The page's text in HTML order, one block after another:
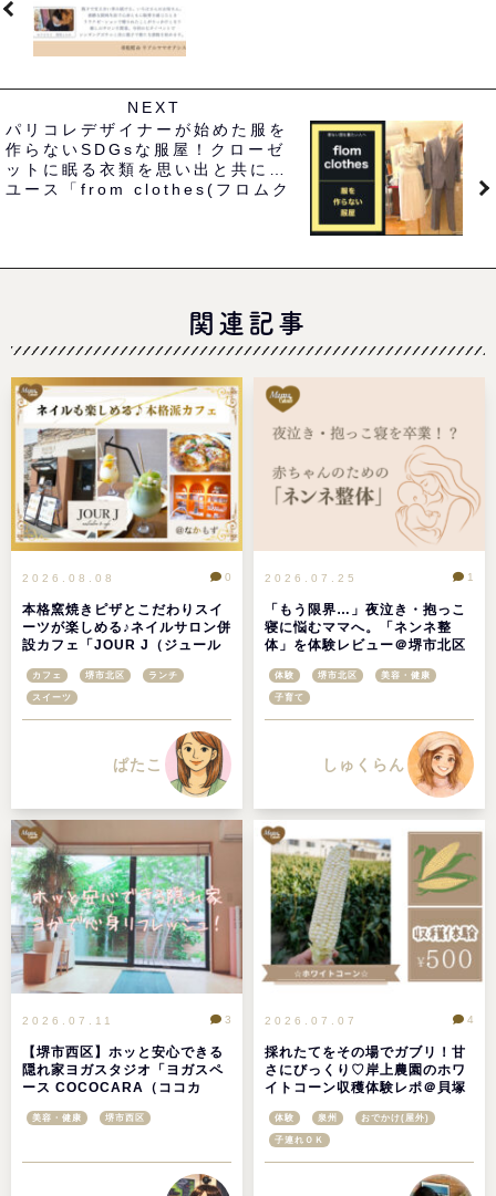
NEXT
パリコレデザイナーが始めた服を
作らないSDGsな服屋！クローゼ
ットに眠る衣類を思い出と共にリ
ユース「from clothes(フロムク
関連記事
2026.08.08
本格窯焼きピザとこだわりスイ
ーツが楽しめる♪ネイルサロン併
設カフェ「JOUR J（ジュール
0
カフェ 堺市北区 ランチ
スイーツ
ぱたこ
2026.07.25
「もう限界…」夜泣き・抱っこ
寝に悩むママへ。「ネンネ整
体」を体験レビュー＠堺市北区
1
体験 堺市北区 美容・健康
子育て
しゅくらん
2026.07.11
【堺市西区】ホッと安心できる
隠れ家ヨガスタジオ「ヨガスペ
ース COCOCARA（ココカ
ュ！
3
美容・健康 堺市西区
2026.07.07
採れたてをその場でガブリ！甘
さにびっくり♡岸上農園のホワ
イトコーン収穫体験レポ＠貝塚
4
体験 泉州 おでかけ(屋外)
子連れＯＫ